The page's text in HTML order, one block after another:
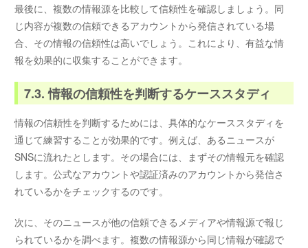
最後に、複数の情報源を比較して信頼性を確認しましょう。同
じ内容が複数の信頼できるアカウントから発信されている場
合、その情報の信頼性は高いでしょう。これにより、有益な情
報を効果的に収集することができます。
7.3. 情報の信頼性を判断するケーススタディ
情報の信頼性を判断するためには、具体的なケーススタディを
通じて練習することが効果的です。例えば、あるニュースが
SNSに流れたとします。その場合には、まずその情報元を確認
します。公式なアカウントや認証済みのアカウントから発信さ
れているかをチェックするのです。
次に、そのニュースが他の信頼できるメディアや情報源で報じ
られているかを調べます。複数の情報源から同じ情報が確認で